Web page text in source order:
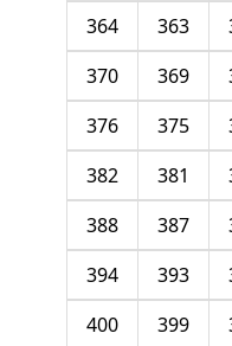
363
364
369
370
375
376
381
382
387
388
393
394
399
400